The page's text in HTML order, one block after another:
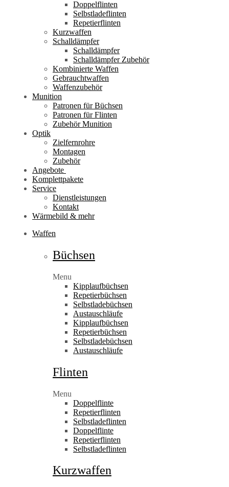
Doppelflinten
Selbstladeflinten
Repetierflinten
Kurzwaffen
Schalldämpfer
Schalldämpfer
Schalldämpfer Zubehör
Kombinierte Waffen
Gebrauchtwaffen
Waffenzubehör
Munition
Patronen für Büchsen
Patronen für Flinten
Zubehör Munition
Optik
Zielfernrohre
Montagen
Zubehör
Angebote
Komplettpakete
Service
Dienstleistungen
Kontakt
Wärmebild & mehr
Waffen
Büchsen
Menu
Kipplaufbüchsen
Repetierbüchsen
Selbstladebüchsen
Austauschläufe
Kipplaufbüchsen
Repetierbüchsen
Selbstladebüchsen
Austauschläufe
Flinten
Menu
Doppelflinte
Repetierflinten
Selbstladeflinten
Doppelflinte
Repetierflinten
Selbstladeflinten
Kurzwaffen